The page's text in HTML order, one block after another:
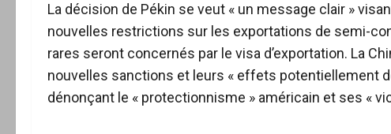
La décision de Pékin se veut « un message clair »
nouvelles restrictions sur les exportations de semi-
rares seront concernés par le visa d’exportation. La
nouvelles sanctions et leurs « effets potentiellement
dénonçant le « protectionnisme » américain et ses «